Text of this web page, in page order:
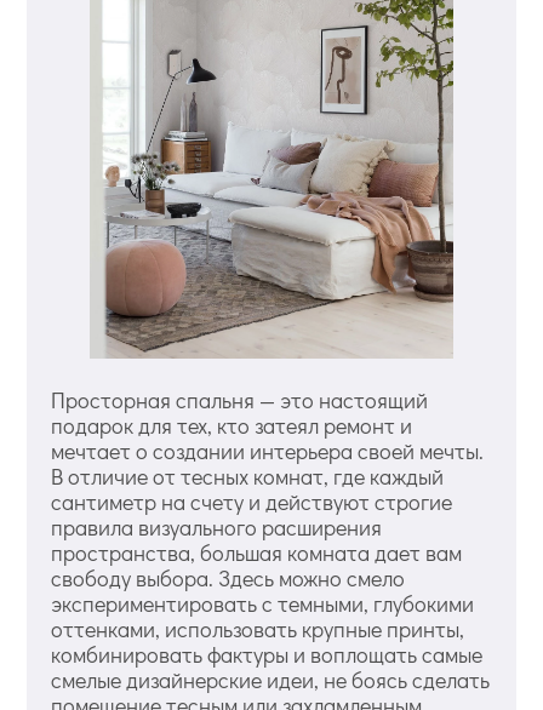
Просторная спальня — это настоящий
подарок для тех, кто затеял ремонт и
мечтает о создании интерьера своей мечты.
В отличие от тесных комнат, где каждый
сантиметр на счету и действуют строгие
правила визуального расширения
пространства, большая комната дает вам
свободу выбора. Здесь можно смело
экспериментировать с темными, глубокими
оттенками, использовать крупные принты,
комбинировать фактуры и воплощать самые
смелые дизайнерские идеи, не боясь сделать